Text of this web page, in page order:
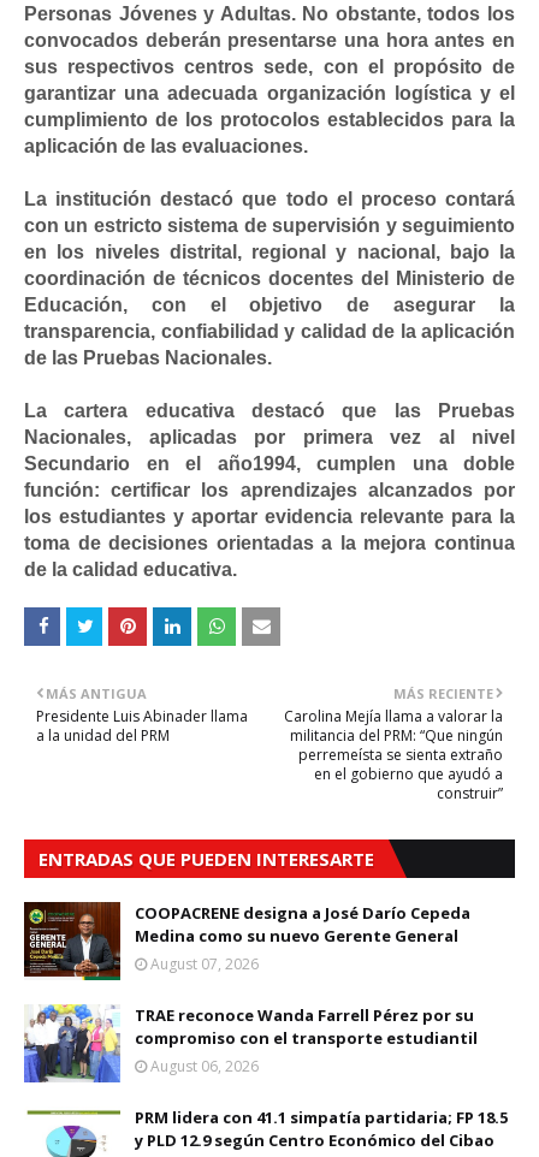
Personas Jóvenes y Adultas. No obstante, todos los
convocados deberán presentarse una hora antes en
sus respectivos centros sede, con el propósito de
garantizar una adecuada organización logística y el
cumplimiento de los protocolos establecidos para la
aplicación de las evaluaciones.
La institución destacó que todo el proceso contará
con un estricto sistema de supervisión y seguimiento
en los niveles distrital, regional y nacional, bajo la
coordinación de técnicos docentes del Ministerio de
Educación, con el objetivo de asegurar la
transparencia, confiabilidad y calidad de la aplicación
de las Pruebas Nacionales.
La cartera educativa destacó que las Pruebas
Nacionales, aplicadas por primera vez al nivel
Secundario en el año1994, cumplen una doble
función: certificar los aprendizajes alcanzados por
los estudiantes y aportar evidencia relevante para la
toma de decisiones orientadas a la mejora continua
de la calidad educativa.
MÁS RECIENTE
Carolina Mejía llama a valorar la
militancia del PRM: “Que ningún
perremeísta se sienta extraño
en el gobierno que ayudó a
construir”
MÁS ANTIGUA
Presidente Luis Abinader llama
a la unidad del PRM
ENTRADAS QUE PUEDEN INTERESARTE
COOPACRENE designa a José Darío Cepeda
Medina como su nuevo Gerente General
August 07, 2026
TRAE reconoce Wanda Farrell Pérez por su
compromiso con el transporte estudiantil
August 06, 2026
PRM lidera con 41.1 simpatía partidaria; FP 18.5
y PLD 12.9 según Centro Económico del Cibao